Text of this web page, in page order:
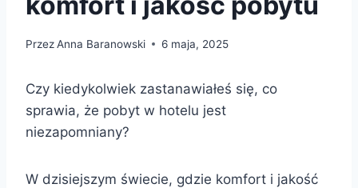
PrzezAnna Baranowski 6 maja, 2025
Czy kiedykolwiek zastanawiałeś się, co
sprawia, że pobyt w hotelu jest
niezapomniany?
W dzisiejszym świecie, gdzie komfort i jakość